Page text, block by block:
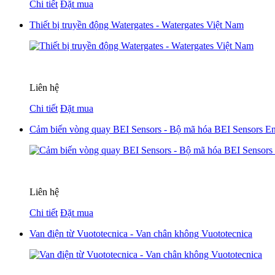
Chi tiết Đặt mua
Thiết bị truyền động Watergates - Watergates Việt Nam
Liên hệ
Chi tiết Đặt mua
Cảm biến vòng quay BEI Sensors - Bộ mã hóa BEI Sensors
Liên hệ
Chi tiết Đặt mua
Van điện từ Vuototecnica - Van chân không Vuototecnica